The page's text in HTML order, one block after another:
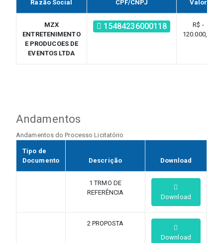
Razão Social CPF/CNPJ Valor
MZX
ENTRETENIMENTO
E PRODUCOES DE
EVENTOS LTDA
15484236000118
R$ -
120.000,00
Andamentos
Andamentos do Processo Licitatório
Tipo de
Documento
Descrição Download
1 TRMO DE
REFERÊNCIA
Download
2 PROPOSTA
Download